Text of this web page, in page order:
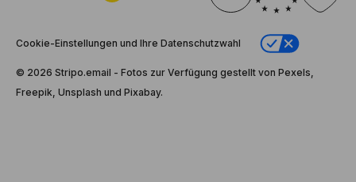
Cookie-Einstellungen und Ihre Datenschutzwahl
© 2026 Stripо.email - Fotos zur Verfügung gestellt von Pexels,
Freepik, Unsplash und Pixabay.